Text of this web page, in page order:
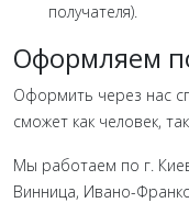
получателя).
Оформляем
Оформить через нас
сможет как человек,
Мы работаем по г.
Винница, Ивано-